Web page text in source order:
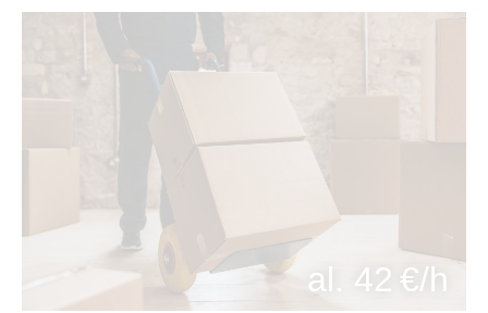
al. 42 €/h